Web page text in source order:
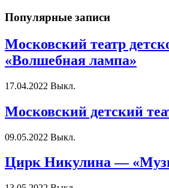
Популярные записи
Московский театр
«Волшебная лампа»
17.04.2022 Выкл.
Московский детский
09.05.2022 Выкл.
Цирк Никулина —